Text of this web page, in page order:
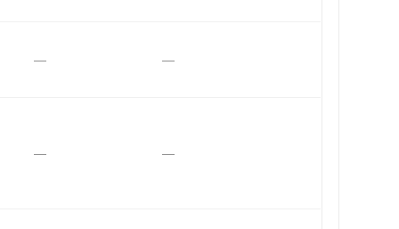
— —
— —